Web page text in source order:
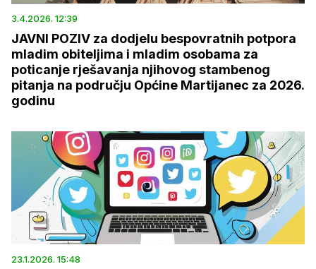
3.4.2026. 12:39
JAVNI POZIV za dodjelu bespovratnih potpora
mladim obiteljima i mladim osobama za
poticanje rješavanja njihovog stambenog
pitanja na području Općine Martijanec za 2026.
godinu
23.1.2026. 15:48